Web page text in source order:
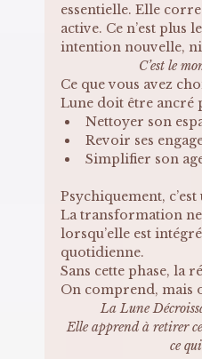
essentielle. Elle
active. Ce n’est plus
intention nouvelle,
C’est le
Ce que vous avez
Lune doit être ancré
Nettoyer son
Revoir ses
Simplifier son
Psychiquement,
La transformation
lorsqu’elle est
quotidienne.
Sans cette phase, la
On comprend, mais
La Lune
Elle apprend à retirer
ce